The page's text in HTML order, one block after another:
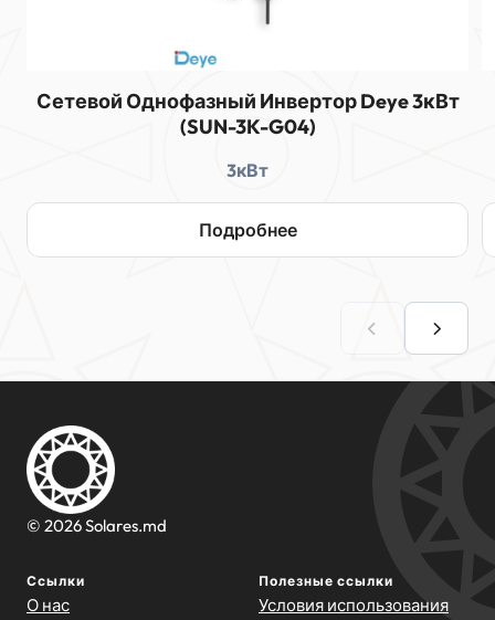
Сетевой Однофазный Инвертор Deye 3кВт
(SUN-3K-G04)
3кВт
Подробнее
© 2026 Solares.md
Ссылки
О нас
Полезные ссылки
Условия использования